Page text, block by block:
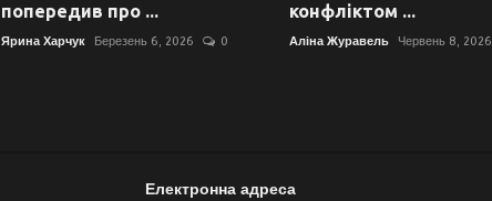
попередив про ...
Ярина Харчук Березень 6, 2026 0
конфліктом ...
Аліна Журавель Червень 8, 2026
Електронна адреса